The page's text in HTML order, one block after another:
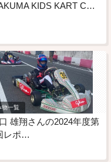
KIDS KART C…
物一覧
雄翔さんの2024年度第
レポ…